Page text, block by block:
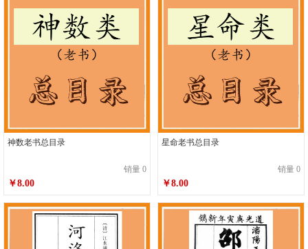
神数老书总目录
销量 0
￥8.00
星命老书总目录
销量 0
￥8.00